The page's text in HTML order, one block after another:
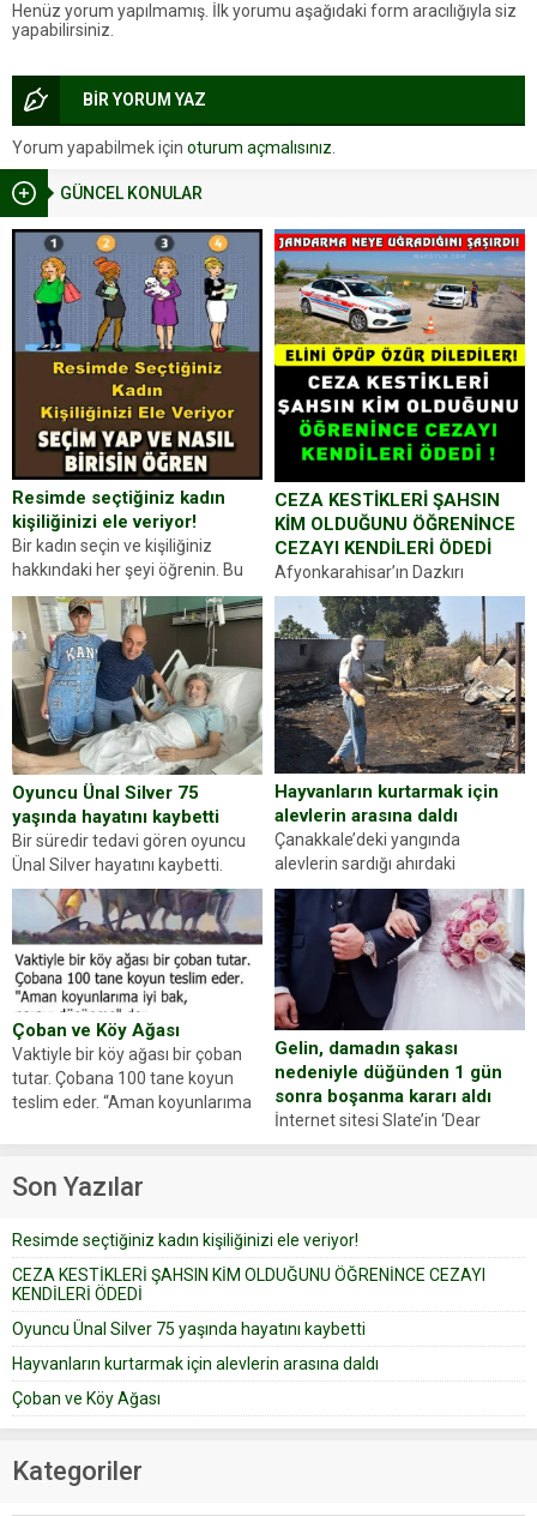
GÜNCEL KONULAR
Resimde seçtiğiniz kadın
kişiliğinizi ele veriyor!
Bir kadın seçin ve kişiliğiniz
hakkındaki her şeyi öğrenin. Bu
kez karşınıza oldukça farklı bir
kişilik testiyle çıkıyoruz. Resimde
gördüğünüz kadın figürlerinden
dikkatinizi en...
CEZA KESTİKLERİ ŞAHSIN
KİM OLDUĞUNU ÖĞRENİNCE
CEZAYI KENDİLERİ ÖDEDİ
Afyonkarahisar’ın Dazkırı
ilçesinde trafik uygulaması
yapan jandarma ekipleri
durdurdukları bir otomobilin
sürücüsünden ehliyet ve ruhsat
sorup belgelerini istedi. Sürücü
Abdurrahman Ö.nün verdiği
evraklarda eksik olduğunu...
Oyuncu Ünal Silver 75
yaşında hayatını kaybetti
Bir süredir tedavi gören oyuncu
Ünal Silver hayatını kaybetti.
Haberi, oyuncunun menajerlik
ajansı duyurdu. Renda Güner,
sosyal medya hesabında “Usta
Oyuncumuz ve çok değerli
dostumuz...
Hayvanların kurtarmak için
alevlerin arasına daldı
Çanakkale’deki yangında
alevlerin sardığı ahırdaki
hayvanlarını kurtarmak isteyen
Zeki Demir (66) ölümden döndü.
Yüzünde ve ellerinde yanıklar
oluşan Demir, kâbus dolu anları
anlattı… Merkeze bağlı...
Çoban ve Köy Ağası
Vaktiyle bir köy ağası bir çoban
tutar. Çobana 100 tane koyun
teslim eder. “Aman koyunlarıma
Çoban koyunları alır gider. Aylar...
Gelin, damadın şakası
nedeniyle düğünden 1 gün
sonra boşanma kararı aldı
İnternet sitesi Slate’in ‘Dear
Prudence’ isimli tavsiye köşesine
yapıştırdığı için düğünden...
Son Yazılar
Resimde seçtiğiniz kadın kişiliğinizi ele veriyor!
CEZA KESTİKLERİ ŞAHSIN KİM OLDUĞUNU ÖĞRENİNCE CEZAYI
KENDİLERİ ÖDEDİ
Oyuncu Ünal Silver 75 yaşında hayatını kaybetti
Hayvanların kurtarmak için alevlerin arasına daldı
Çoban ve Köy Ağası
Kategoriler
Henüz yorum yapılmamış. İlk yorumu aşağıdaki form aracılığıyla siz
yapabilirsiniz.
BİR YORUM YAZ
Yorum yapabilmek için oturum açmalısınız.